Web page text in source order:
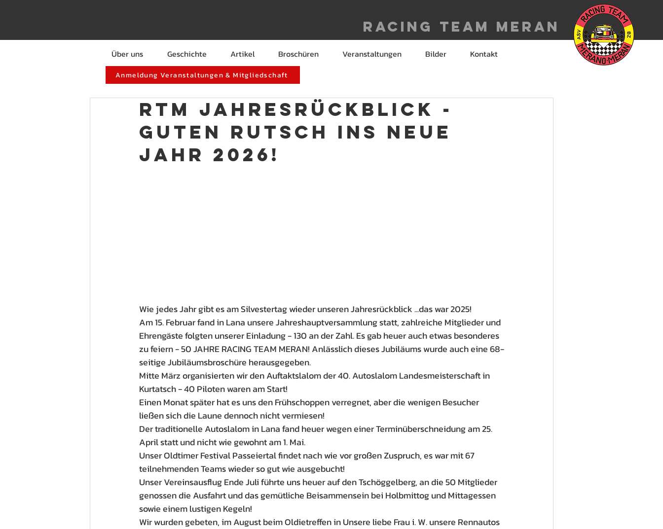
Racing Team meran
Über uns Geschichte Artikel Broschüren Veranstaltungen Bilder Kontakt
Anmeldung Veranstaltungen & Mitgliedschaft
RTM Jahresrückblick -
Guten Rutsch ins neue
Jahr 2026!
Wie jedes Jahr gibt es am Silvestertag wieder unseren Jahresrückblick ...das war 2025!
Am 15. Februar fand in Lana unsere Jahreshauptversammlung statt, zahlreiche Mitglieder und
Ehrengäste folgten unserer Einladung - 130 an der Zahl. Es gab heuer auch etwas besonderes
zu feiern - 50 JAHRE RACING TEAM MERAN! Anlässlich dieses Jubiläums wurde auch eine 68-
seitige Jubiläumsbroschüre herausgegeben.
Mitte März organisierten wir den Auftaktslalom der 40. Autoslalom Landesmeisterschaft in
Kurtatsch - 40 Piloten waren am Start!
Einen Monat später hat es uns den Frühschoppen verregnet, aber die wenigen Besucher
ließen sich die Laune dennoch nicht vermiesen!
Der traditionelle Autoslalom in Lana fand heuer wegen einer Terminüberschneidung am 25.
April statt und nicht wie gewohnt am 1. Mai.
Unser Oldtimer Festival Passeiertal findet nach wie vor großen Zuspruch, es war mit 67
teilnehmenden Teams wieder so gut wie ausgebucht!
Unser Vereinsausflug Ende Juli führte uns heuer auf den Tschöggelberg, an die 50 Mitglieder
genossen die Ausfahrt und das gemütliche Beisammensein bei Holbmittog und Mittagessen
sowie einem lustigen Kegeln!
Wir wurden gebeten, im August beim Oldietreffen in Unsere liebe Frau i. W. unsere Rennautos